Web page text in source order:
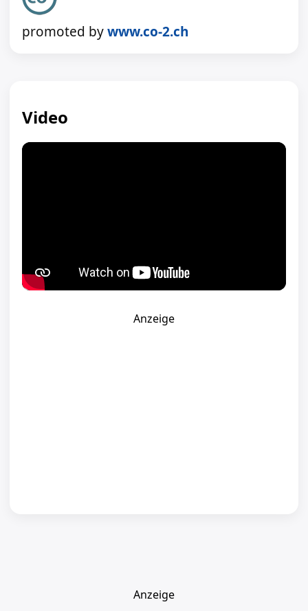
promoted bywww.co-2.ch
Video
Anzeige
Anzeige